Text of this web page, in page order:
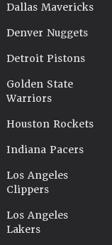
Dallas Mavericks
Denver Nuggets
Detroit Pistons
Golden State
Warriors
Houston Rockets
Indiana Pacers
Los Angeles
Clippers
Los Angeles
Lakers